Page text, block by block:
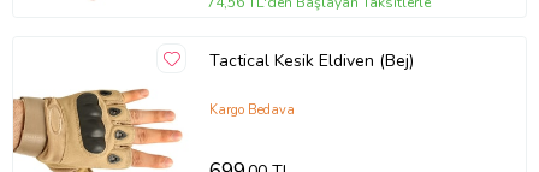
Tactical Kesik Eldiven (Bej)
Kargo Bedava